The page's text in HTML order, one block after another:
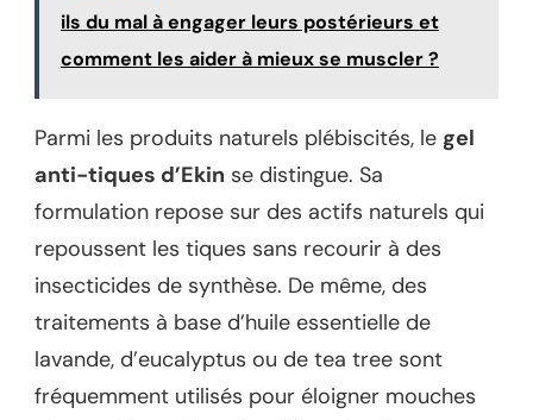
ils du mal à engager leurs postérieurs et
comment les aider à mieux se muscler ?
Parmi les produits naturels plébiscités, le gel
anti-tiques d’Ekin se distingue. Sa
formulation repose sur des actifs naturels qui
repoussent les tiques sans recourir à des
insecticides de synthèse. De même, des
traitements à base d’huile essentielle de
lavande, d’eucalyptus ou de tea tree sont
fréquemment utilisés pour éloigner mouches